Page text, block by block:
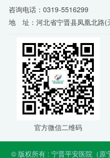
咨询电话：0319-5516299
地 址：河北省宁晋县凤凰北路(
官方微信二维码
© 版权所有 : 宁晋平安医院